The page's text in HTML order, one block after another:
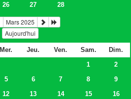
26 27 28
Mars 2025
Aujourd'hui
Mer. Jeu. Ven. Sam.
Dim.
1
2
5 6 7 8
9
12 13 14 15
16